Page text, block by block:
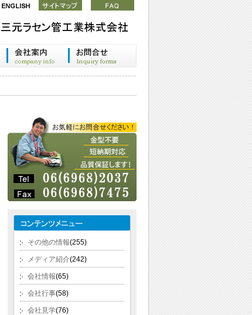
その他の情報(255)
メディア紹介(242)
会社情報(65)
会社行事(58)
会社見学(76)